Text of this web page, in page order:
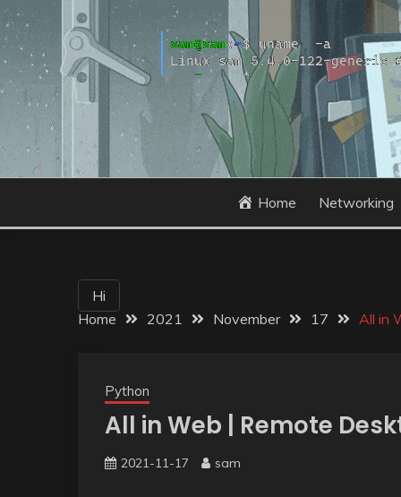
Skip
to
content
Home Networking
Hi
Home
2021 November 17 All in
Python
All in Web | Remote
2021-11-17 sam